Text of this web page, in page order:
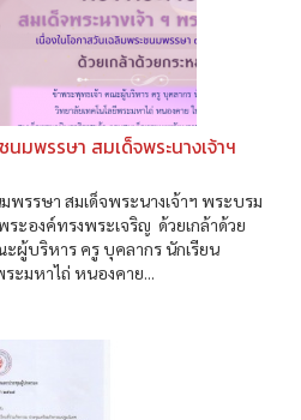
นมพรรษา สมเด็จพระนางเจ้าฯ
พรรษา สมเด็จพระนางเจ้าฯ พระบรม
องค์ทรงพระเจริญ ด้วยเกล้าด้วย
ผู้บริหาร ครู บุคลากร นักเรียน
ะมหาไถ่ หนองคาย...